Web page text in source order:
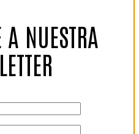
A NUESTRA